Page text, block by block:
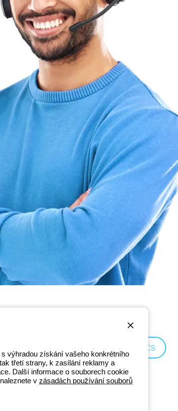
CS
výhradou získání vašeho konkrétního
třetí strany, k zasílání reklamy a
Další informace o souborech cookie
v zásadách používání souborů